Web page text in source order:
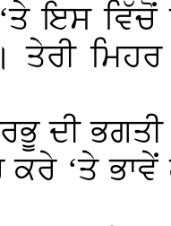
ਇਸ ਵਿੱਚੋਂ
ਦੀ
ਕਰੇ ‘ਤੇ